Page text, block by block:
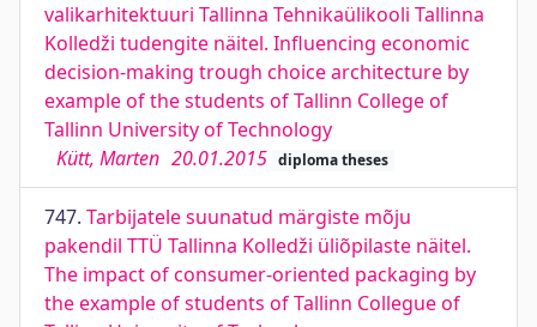
valikarhitektuuri Tallinna Tehnikaülikooli Tallinna
Kolledži tudengite näitel. Influencing economic
decision-making trough choice architecture by
example of the students of Tallinn College of
Tallinn University of Technology
Kütt, Marten 20.01.2015 diploma theses
747. Tarbijatele suunatud märgiste mõju
pakendil TTÜ Tallinna Kolledži üliõpilaste näitel.
The impact of consumer-oriented packaging by
the example of students of Tallinn Collegue of